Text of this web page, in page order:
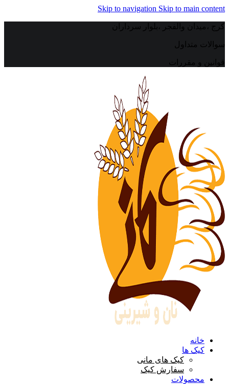
Skip to navigation Skip to main content
کرج ،میدان والفجر ،بلوار سرداران
سوالات متداول
قوانین و مقررات
خانه
کیک ها
کیک های مانی
سفارش کیک
محصولات